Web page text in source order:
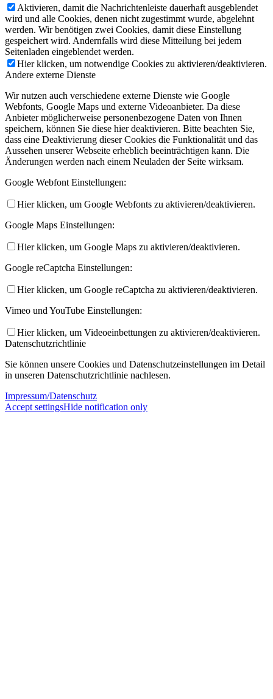
Aktivieren, damit die Nachrichtenleiste dauerhaft ausgeblendet
wird und alle Cookies, denen nicht zugestimmt wurde, abgelehnt
werden. Wir benötigen zwei Cookies, damit diese Einstellung
gespeichert wird. Andernfalls wird diese Mitteilung bei jedem
Seitenladen eingeblendet werden.
Hier klicken, um notwendige Cookies zu aktivieren/deaktivieren.
Andere externe Dienste
Wir nutzen auch verschiedene externe Dienste wie Google
Webfonts, Google Maps und externe Videoanbieter. Da diese
Anbieter möglicherweise personenbezogene Daten von Ihnen
speichern, können Sie diese hier deaktivieren. Bitte beachten Sie,
dass eine Deaktivierung dieser Cookies die Funktionalität und das
Aussehen unserer Webseite erheblich beeinträchtigen kann. Die
Änderungen werden nach einem Neuladen der Seite wirksam.
Google Webfont Einstellungen:
Hier klicken, um Google Webfonts zu aktivieren/deaktivieren.
Google Maps Einstellungen:
Hier klicken, um Google Maps zu aktivieren/deaktivieren.
Google reCaptcha Einstellungen:
Hier klicken, um Google reCaptcha zu aktivieren/deaktivieren.
Vimeo und YouTube Einstellungen:
Hier klicken, um Videoeinbettungen zu aktivieren/deaktivieren.
Datenschutzrichtlinie
Sie können unsere Cookies und Datenschutzeinstellungen im Detail
in unseren Datenschutzrichtlinie nachlesen.
Impressum/Datenschutz
Accept settingsHide notification only